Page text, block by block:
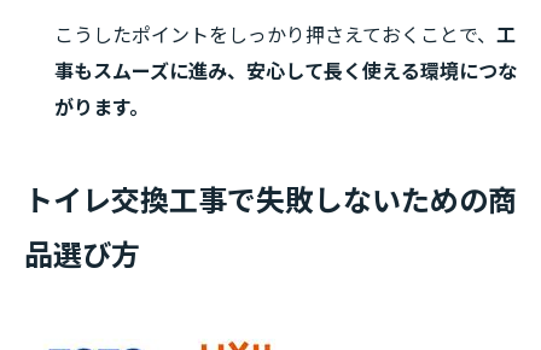
こうしたポイントをしっかり押さえておくことで、 工
事もスムーズに進み、安心して長く使える環境につな
がります。
トイレ交換工事で失敗しないための商
品選び方